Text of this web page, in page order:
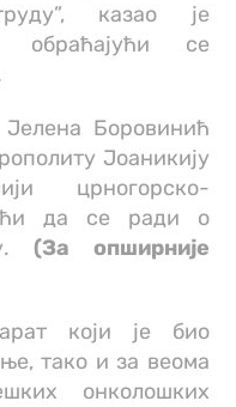
казао је
обраћајући се
Боровинић
Јоаникију
црногорско-
да се ради о
(За опширније
који је био
тако и за веома
онколошких